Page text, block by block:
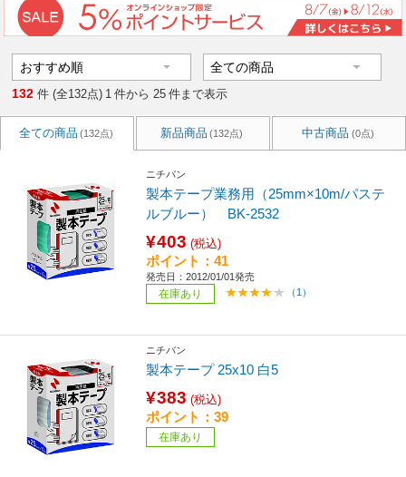
132 件 (全132点) 1 件から 25 件まで表示
全ての商品 (132点) 新品商品 (132点) 中古商品 (0点)
ニチバン
製本テープ業務用（25mm×10m/パステ
ルブルー） BK-2532
¥403 (税込)
ポイント：41
発売日：2012/01/01発売
在庫あり （1）
ニチバン
製本テープ 25x10 白5
¥383 (税込)
ポイント：39
在庫あり